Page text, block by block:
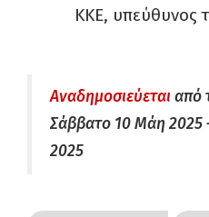
ΚΚΕ, υπεύθυνος
Αναδημοσιεύεται από
Σάββατο 10 Μάη 2025
2025